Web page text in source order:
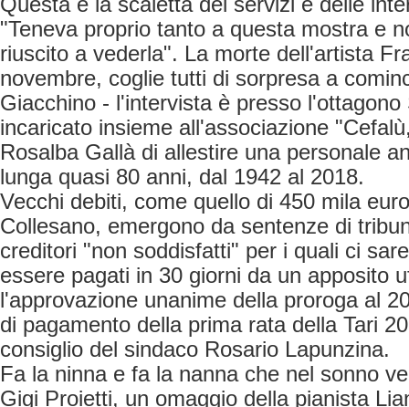
"Teneva proprio tanto a questa mostra e
riuscito a vederla". La morte dell'artista
novembre, coglie tutti di sorpresa a
Giacchino - l'intervista è presso
incaricato insieme all'associazione
Rosalba Gallà di allestire una personale
lunga quasi 80 anni, dal 1942 al 2018.
Vecchi debiti, come quello di 450 mila
Collesano, emergono da sentenze di
creditori "non soddisfatti" per i quali ci
essere pagati in 30 giorni da un apposito
l'approvazione unanime della proroga al
di pagamento della prima rata della Tari
consiglio del sindaco Rosario Lapunzina.
Fa la ninna e fa la nanna che nel sonno
Gigi Proietti, un omaggio della pianista